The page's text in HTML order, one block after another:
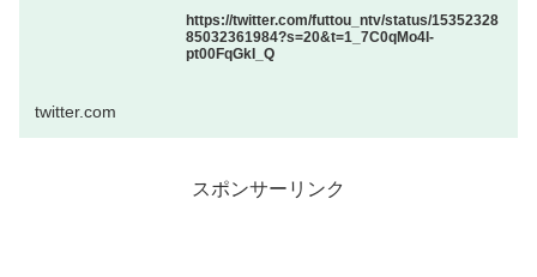
https://twitter.com/futtou_ntv/status/15352328
85032361984?s=20&t=1_7C0qMo4I-
pt00FqGkI_Q
twitter.com
スポンサーリンク